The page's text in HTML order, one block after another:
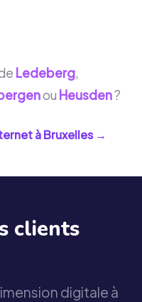
Ledeberg,
ou Heusden?
àBruxelles→
clients
digitale à